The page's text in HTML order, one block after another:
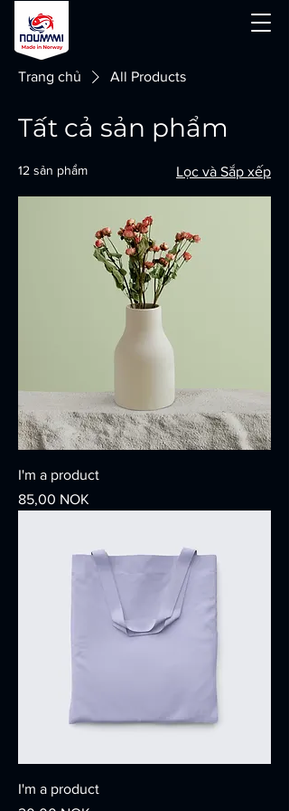
Trang chủ All Products
Tất cả sản phẩm
12 sản phẩm Lọc và Sắp xếp
I'm a product
Giá
85,00 NOK
I'm a product